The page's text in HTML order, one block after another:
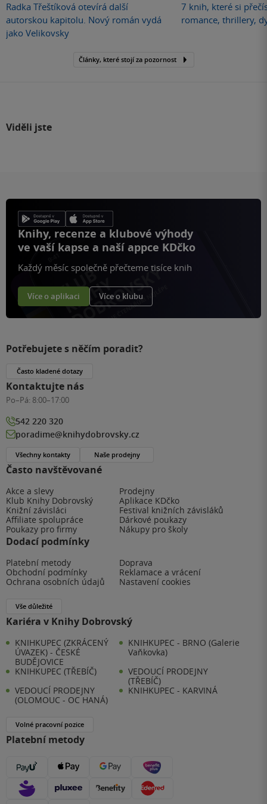
Radka Třeštíková otevírá další
autorskou kapitolu. Nový román vydá
jako Velikovsky
7 knih, které si
romance, thrillery,
Články, které stojí za pozornost
Viděli jste
Knihy, recenze a klubové výhody
ve vaší kapse a naší appce KDčko
Každý měsíc společně přečteme tisíce knih
Více o aplikaci Více o klubu
Často navštěvované
Akce a slevy
Prodejny
Klub Knihy Dobrovský
Aplikace KDčko
Knižní závisláci
Festival knižních závisláků
Affiliate spolupráce
Dárkové poukazy
Poukazy pro firmy
Nákupy pro školy
Dodací podmínky
Platební metody
Doprava
Obchodní podmínky
Reklamace a vrácení
Ochrana osobních údajů
Nastavení cookies
Vše důležité
Kariéra v Knihy Dobrovský
KNIHKUPEC (ZKRÁCENÝ
ÚVAZEK) - ČESKÉ
BUDĚJOVICE
KNIHKUPEC - BRNO (Galerie
Vaňkovka)
KNIHKUPEC (TŘEBÍČ)
VEDOUCÍ PRODEJNY
(TŘEBÍČ)
VEDOUCÍ PRODEJNY
(OLOMOUC - OC HANÁ)
KNIHKUPEC - KARVINÁ
Volné pracovní pozice
Platební metody
Potřebujete s něčím poradit?
Často kladené dotazy
Kontaktujte nás
Po–Pá: 8:00–17:00
542 220 320
poradime@knihydobrovsky.cz
Všechny kontakty Naše prodejny